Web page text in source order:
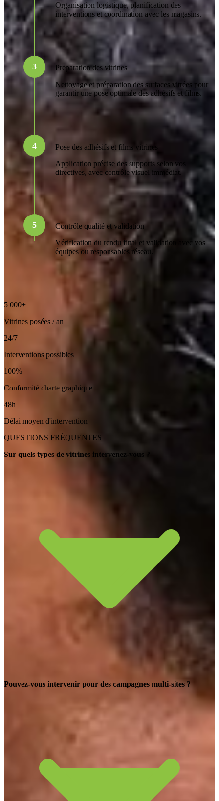
Organisation logistique, planification des
interventions et coordination avec les magasins.
3
Préparation des vitrines
Nettoyage et préparation des surfaces vitrées pour
garantir une pose optimale des adhésifs et films.
4
Pose des adhésifs et films vitrines
Application précise des supports selon vos
directives, avec contrôle visuel immédiat.
5
Contrôle qualité et validation
Vérification du rendu final et validation avec vos
équipes ou responsables réseau.
5 000+
Vitrines posées / an
24/7
Interventions possibles
100%
Conformité charte graphique
48h
Délai moyen d'intervention
QUESTIONS FRÉQUENTES
Sur quels types de vitrines intervenez-vous ?
Pouvez-vous intervenir pour des campagnes multi-sites ?